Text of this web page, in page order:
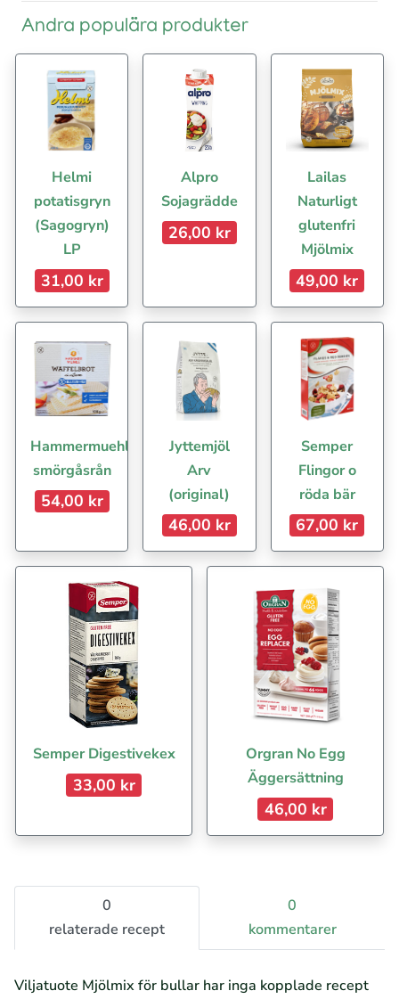
Andra populära produkter
Helmi
potatisgryn
(Sagogryn)
LP
31,00 kr
Alpro
Sojagrädde
26,00 kr
Lailas
Naturligt
glutenfri
Mjölmix
49,00 kr
Hammermuehle
smörgåsrån
54,00 kr
Jyttemjöl
Arv
(original)
46,00 kr
Semper
Flingor o
röda bär
67,00 kr
Semper Digestivekex
33,00 kr
Orgran No Egg
Äggersättning
46,00 kr
0
relaterade recept
0
kommentarer
Viljatuote Mjölmix för bullar har inga kopplade recept